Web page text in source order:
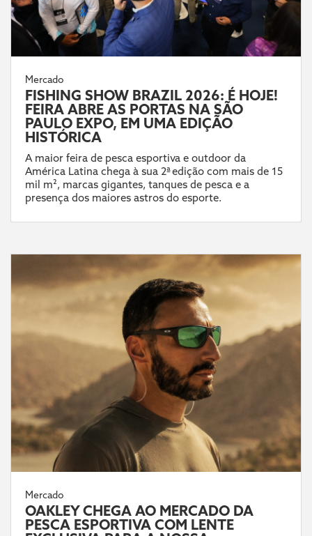
Mercado
FISHING SHOW BRAZIL 2026: É HOJE!
FEIRA ABRE AS PORTAS NA SÃO
PAULO EXPO, EM UMA EDIÇÃO
HISTÓRICA
A maior feira de pesca esportiva e outdoor da
América Latina chega à sua 2ª edição com mais de 15
mil m², marcas gigantes, tanques de pesca e a
presença dos maiores astros do esporte.
Mercado
OAKLEY CHEGA AO MERCADO DA
PESCA ESPORTIVA COM LENTE